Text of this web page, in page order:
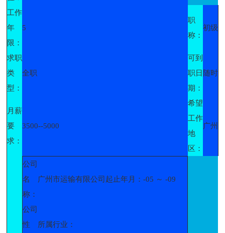
工作
年
限：
5
职
称：
初级
求职
类
型：
全职
可到
职日
期：
随时
月薪
要
求：
3500--5000
希望
工作
地
区：
广州
公司
名
称：
广州市运输有限公司起止年月：-05 ～ -09
公司
性
所属行业：